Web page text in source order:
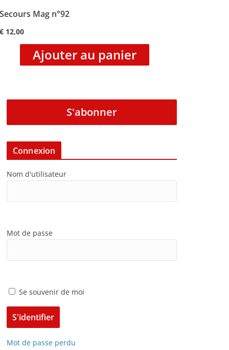
Secours Mag n°92
€ 12,00
Ajouter au panier
S'abonner
Connexion
Nom d'utilisateur
Mot de passe
Se souvenir de moi
Mot de passe perdu